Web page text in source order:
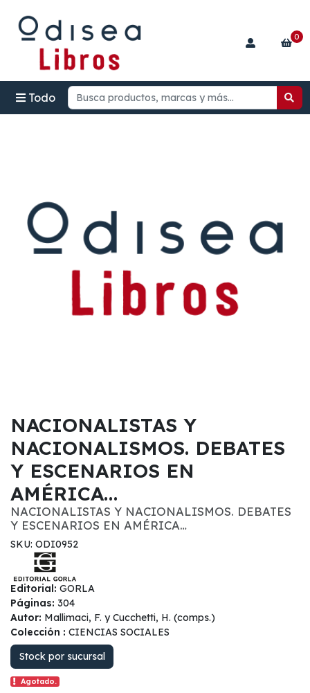
Todo
0
NACIONALISTAS Y
NACIONALISMOS. DEBATES
Y ESCENARIOS EN
AMÉRICA…
NACIONALISTAS Y NACIONALISMOS. DEBATES
Y ESCENARIOS EN AMÉRICA…
SKU: ODI0952
Editorial: GORLA
Páginas: 304
Autor: Mallimaci, F. y Cucchetti, H. (comps.)
Colección : CIENCIAS SOCIALES
Stock por sucursal
Agotado.